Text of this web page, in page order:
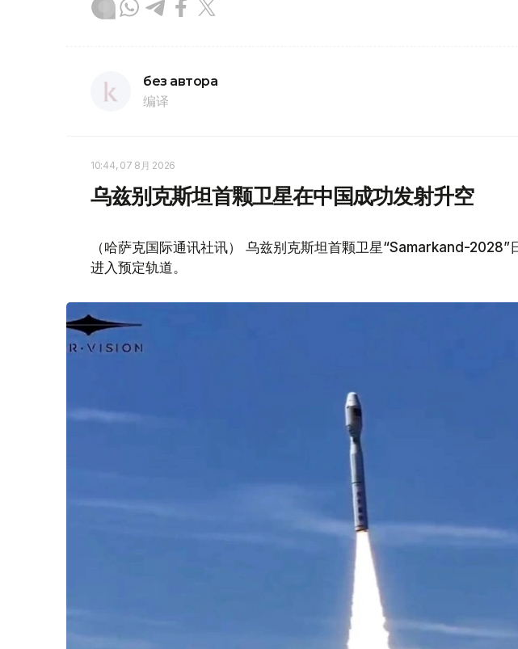
без автора
编译
10:44, 07 8月 2026
乌兹别克斯坦首颗卫星在中国成功发射升空
（哈萨克国际通讯社讯） 乌兹别克斯坦首颗卫星“Samarkand-2028”
进入预定轨道。